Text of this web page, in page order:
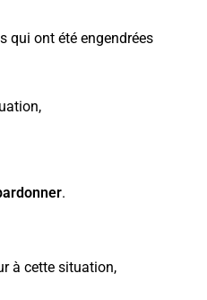
qui ont été engendrées
.
à cette situation,